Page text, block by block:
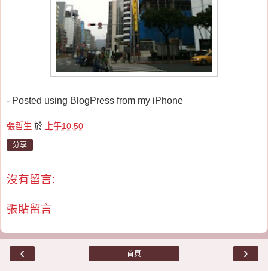
- Posted using BlogPress from my iPhone
張哲生 於 上午10:50
分享
沒有留言:
張貼留言
‹ ›
首頁